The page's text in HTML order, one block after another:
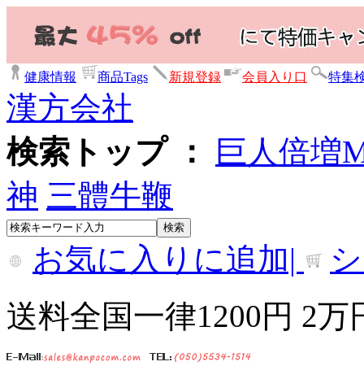
健康情報 商品Tags 新規登録 会員入り口 特集
漢方会社
検索トップ ：
巨人倍増
神 三體牛鞭
お気に入りに追加|
送料全国一律1200円 2